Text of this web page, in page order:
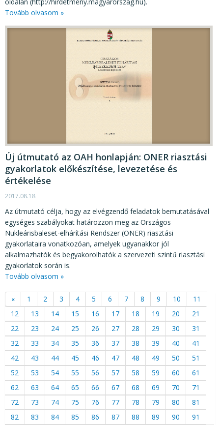
Tovább olvasom »
Új útmutató az OAH honlapján: ONER riasztási
gyakorlatok előkészítése, levezetése és
értékelése
2017.08.18
Az útmutató célja, hogy az elvégzendő feladatok bemutatásával
egységes szabályokat határozzon meg az Országos
Nukleárisbaleset-elhárítási Rendszer (ONER) riasztási
gyakorlataira vonatkozóan, amelyek ugyanakkor jól
alkalmazhatók és begyakorolhatók a szervezeti szintű riasztási
gyakorlatok során is.
Tovább olvasom »
« 1 2 3 4 5 6 7 8 9 10
11
12
13 14 15 16 17 18 19 20
21
22
23 24 25 26 27 28 29 30
31
32
33 34 35 36 37 38 39 40
41
42
43 44 45 46 47 48 49 50
51
52
53 54 55 56 57 58 59 60
61
62
63 64 65 66 67 68 69 70
71
72
73 74 75 76 77 78 79 80
81
82
83 84 85 86 87 88 89 90
91